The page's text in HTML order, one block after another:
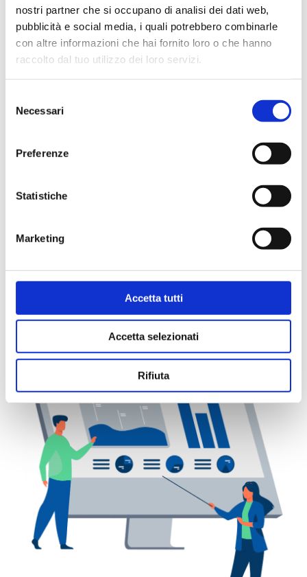
nostri partner che si occupano di analisi dei dati web,
pubblicità e social media, i quali potrebbero combinarle
con altre informazioni che hai fornito loro o che hanno
raccolto dal tuo utilizzo dei loro servizi.
delNecessari
Preferenze
Statistiche
Marketing
Accetta tutti
Accetta selezionati
Rifiuta
processo fluido e interconnesso. Grazie
alle sue affidabili capacità tecniche,
Vitaever® è in grado di dialogare in
modo bidirezionale e pienamente
conforme con il sistema regionale.
Erogatore di ottimizzare i propri processi
integrazione, Vitaever® acquisisce
AnDIamo 2.0.
+Leggi di più